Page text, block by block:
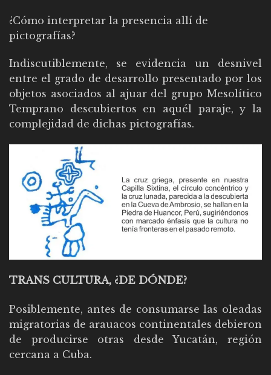
¿Cómo interpretar la presencia allí de
pictografías?
Indiscutiblemente, se evidencia un desnivel
entre el grado de desarrollo presentado por los
objetos asociados al ajuar del grupo Mesolítico
Temprano descubiertos en aquél paraje, y la
complejidad de dichas pictografías.
TRANS CULTURA, ¿DE DÓNDE?
Posiblemente, antes de consumarse las oleadas
migratorias de arauacos continentales debieron
de producirse otras desde Yucatán, región
cercana a Cuba.